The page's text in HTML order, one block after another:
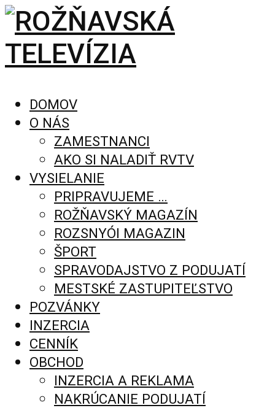
DOMOV
O NÁS
ZAMESTNANCI
AKO SI NALADIŤ RVTV
VYSIELANIE
PRIPRAVUJEME …
ROŽŇAVSKÝ MAGAZÍN
ROZSNYÓI MAGAZIN
ŠPORT
SPRAVODAJSTVO Z PODUJATÍ
MESTSKÉ ZASTUPITEĽSTVO
POZVÁNKY
INZERCIA
CENNÍK
OBCHOD
INZERCIA A REKLAMA
NAKRÚCANIE PODUJATÍ